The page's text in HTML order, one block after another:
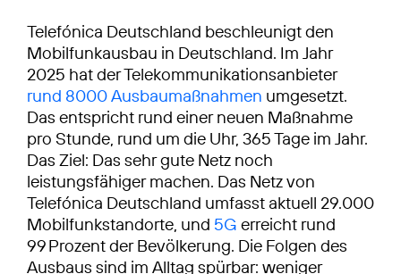
Telefónica Deutschland beschleunigt den
Mobilfunkausbau in Deutschland. Im Jahr
2025 hat der Telekommunikationsanbieter
rund 8000 Ausbaumaßnahmen umgesetzt.
Das entspricht rund einer neuen Maßnahme
pro Stunde, rund um die Uhr, 365 Tage im Jahr.
Das Ziel: Das sehr gute Netz noch
leistungsfähiger machen. Das Netz von
Telefónica Deutschland umfasst aktuell 29.000
Mobilfunkstandorte, und 5G erreicht rund
99 Prozent der Bevölkerung. Die Folgen des
Ausbaus sind im Alltag spürbar: weniger